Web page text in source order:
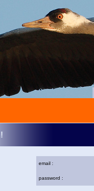
email :
password :